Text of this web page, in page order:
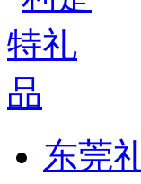
东莞